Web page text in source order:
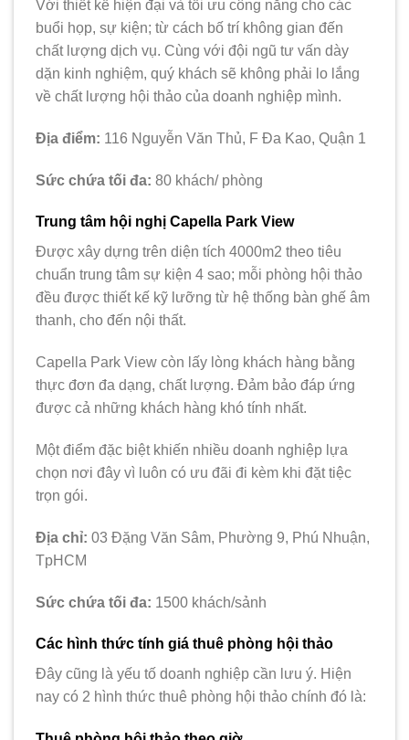
Với thiết kế hiện đại và tối ưu công năng cho các
buổi họp, sự kiện; từ cách bố trí không gian đến
chất lượng dịch vụ. Cùng với đội ngũ tư vấn dày
dặn kinh nghiệm, quý khách sẽ không phải lo lắng
về chất lượng hội thảo của doanh nghiệp mình.
Địa điểm: 116 Nguyễn Văn Thủ, F Đa Kao, Quận 1
Sức chứa tối đa: 80 khách/ phòng
Trung tâm hội nghị Capella Park View
Được xây dựng trên diện tích 4000m2 theo tiêu
chuẩn trung tâm sự kiện 4 sao; mỗi phòng hội thảo
đều được thiết kế kỹ lưỡng từ hệ thống bàn ghế âm
thanh, cho đến nội thất.
Capella Park View còn lấy lòng khách hàng bằng
thực đơn đa dạng, chất lượng. Đảm bảo đáp ứng
được cả những khách hàng khó tính nhất.
Một điểm đặc biệt khiến nhiều doanh nghiệp lựa
chọn nơi đây vì luôn có ưu đãi đi kèm khi đặt tiệc
trọn gói.
Địa chỉ: 03 Đặng Văn Sâm, Phường 9, Phú Nhuận,
TpHCM
Sức chứa tối đa: 1500 khách/sảnh
Các hình thức tính giá thuê phòng hội thảo
Đây cũng là yếu tố doanh nghiệp cần lưu ý. Hiện
nay có 2 hình thức thuê phòng hội thảo chính đó là: